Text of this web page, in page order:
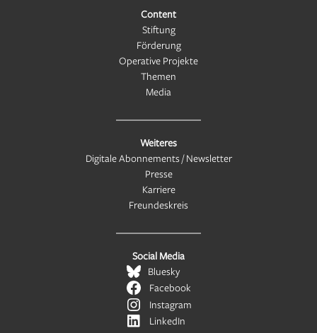
Content
Stiftung
Förderung
Operative Projekte
Themen
Media
Weiteres
Digitale Abonnements / Newsletter
Presse
Karriere
Freundeskreis
Social Media
Bluesky
Facebook
Instagram
LinkedIn